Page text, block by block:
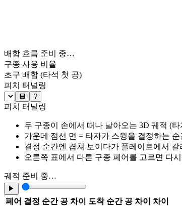
배합 흐름 준비 중…
구종 사용 비율
초구 배합 (타석 첫 공)
피치 터널링
💾 ?
피치 터널링
두 구종이 손에서 떠나 날아오는 3D 궤적 (타
가운데 점선 면 = 타자가 스윙을 결정하는
결정 순간엔 겹쳐 보이다가 플레이트에서 갈
오른쪽 표에서 다른 구종 페어를 고르면 다
궤적 준비 중…
▶
페어 결정 순간 공 차이 도착 순간 공 차이
차이